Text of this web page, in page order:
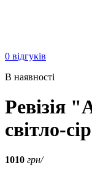
0 відгуків
В наявності
Ревізія
світло-
1010 грн/